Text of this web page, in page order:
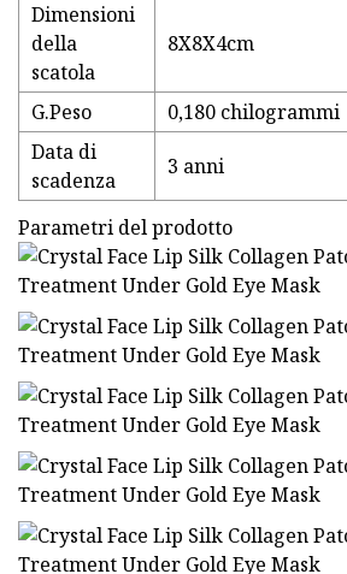
Dimensioni
della
scatola
8X8X4cm
G.Peso
0,180 chilogrammi
Data di
scadenza
3 anni
Parametri del prodotto